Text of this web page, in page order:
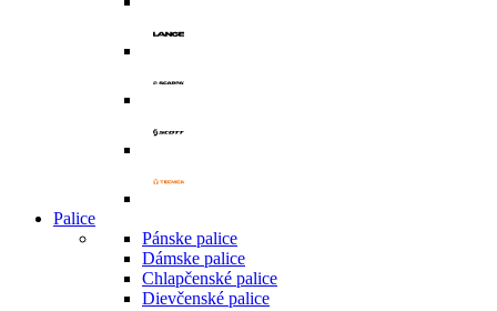
Palice
Pánske palice
Dámske palice
Chlapčenské palice
Dievčenské palice